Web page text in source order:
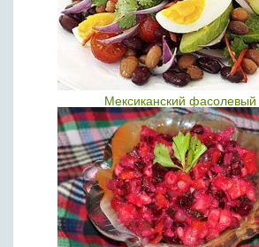
Мексиканский фасолевый